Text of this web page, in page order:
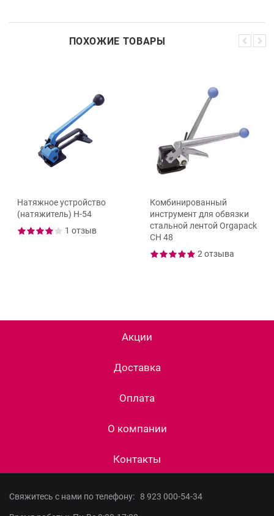
ПОХОЖИЕ ТОВАРЫ
Натяжное устройство
(натяжитель) Н-54
1 отзыв
Комбинированный
инструмент для обвязки
стальной лентой Orgapack
CH 48
2 отзыва
Акции
Доставка
Оплата
О компании
Контакты
Свяжитесь с нами по телефону: 8 923 000-54-34